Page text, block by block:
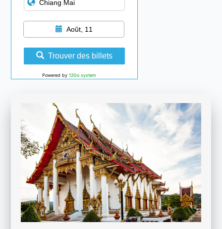
Août, 11
Trouver des billets
Powered by12Go system